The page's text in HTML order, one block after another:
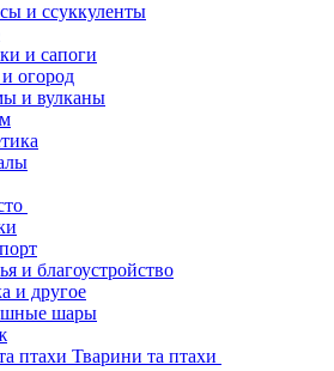
и ссуккуленты
и сапоги
огород
и вулканы
и благоустройство
и другое
шары
Тварини та птахи